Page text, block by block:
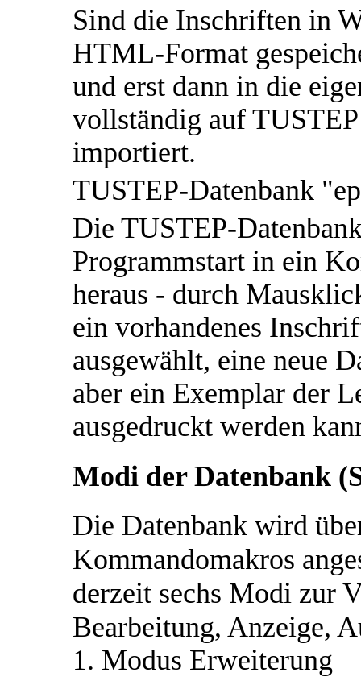
Sind die Inschriften in
HTML-Format
und erst dann in die
vollständig auf
importiert.
TUSTEP-Datenbank
Die TUSTEP-
Programmstart in ein
heraus - durch
ein vorhandenes
ausgewählt, eine neue
aber ein Exemplar der
ausgedruckt werden
Modi der Datenbank
Die Datenbank wird
Kommandomakros
derzeit sechs Modi zur
Bearbeitung, Anzeige,
1. Modus Erweiterung